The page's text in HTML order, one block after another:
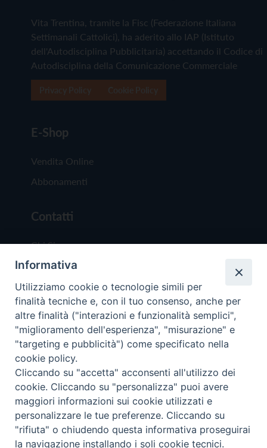
Vita Trentina, tramite la Fisc (Federazione Italiana
Settimanali Cattolici), ha aderito allo IAP (Istituto
dell'Autodisciplina Pubblicitaria) accettando il Codice di
Autodisciplina della Comunicazione Commerciale
E-Shop
Vendita Online
Abbonamenti
Contatti
Chi Siamo
Redazione
Scrivici
Copyright © 2019 - Tutti i diritti riservati - Vita
Trentina Editrice
Privacy Policy
Torna
Informativa
Utilizziamo cookie o tecnologie simili per
finalità tecniche e, con il tuo consenso, anche per
altre finalità ("interazioni e funzionalità semplici",
"miglioramento dell'esperienza", "misurazione" e
"targeting e pubblicità") come specificato nella
cookie policy.
Cliccando su "accetta" acconsenti all'utilizzo dei
cookie. Cliccando su "personalizza" puoi avere
maggiori informazioni sui cookie utilizzati e
personalizzare le tue preferenze. Cliccando su
"rifiuta" o chiudendo questa informativa proseguirai
la navigazione installando i soli cookie tecnici.